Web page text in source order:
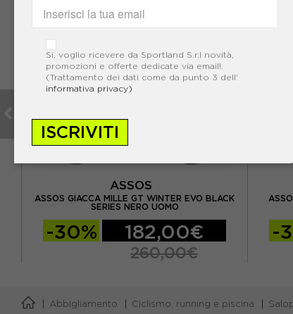
ASSOS
ASSOS GIACCA MILLE GT WINTER EVO BLACK
SERIES NERO UOMO
-30% 182,00€
260,00€
-
Abbigliamento Ciclismo, running e piscina
Si, voglio ricevere da Sportland S.r.l novità,
promozioni e offerte dedicate via email!.
(Trattamento dei dati come da punto 3 dell'
informativa privacy)
ISCRIVITI